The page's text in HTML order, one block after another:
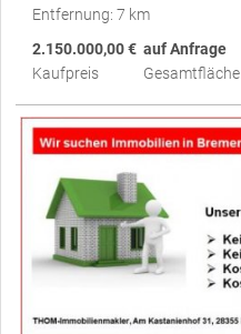
Entfernung: 7 km
2.150.000,00 €
Kaufpreis
auf Anfrage
Gesamtfläche